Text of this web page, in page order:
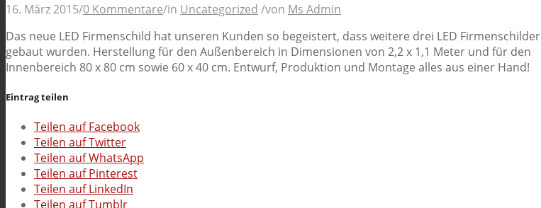
16. März 2015/0 Kommentare/in Uncategorized /von Ms Admin
Das neue LED Firmenschild hat unseren Kunden so begeistert, dass weitere drei LED Firmenschilder
gebaut wurden. Herstellung für den Außenbereich in Dimensionen von 2,2 x 1,1 Meter und für den
Innenbereich 80 x 80 cm sowie 60 x 40 cm. Entwurf, Produktion und Montage alles aus einer Hand!
Eintrag teilen
Teilen auf Facebook
Teilen auf Twitter
Teilen auf WhatsApp
Teilen auf Pinterest
Teilen auf LinkedIn
Teilen auf Tumblr